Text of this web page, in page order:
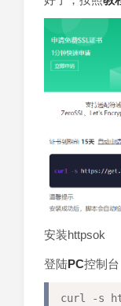
安装httpsok
登陆PC控制
curl -s